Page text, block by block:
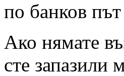
по банков
Ако нямате
сте запазили